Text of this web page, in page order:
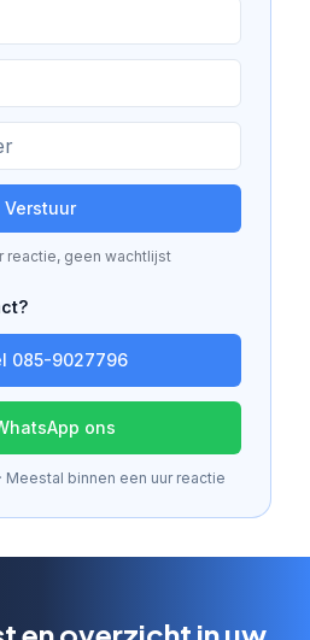
Verstuur
reactie, geen wachtlijst
085-9027796
ons
Meestal binnen een uur reactie